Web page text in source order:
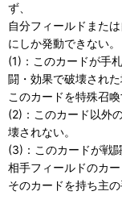
ず、
自分フィールドまた
にしか発動できない。
(1)：このカードが手
闘・効果で破壊された
このカードを特殊召喚
(2)：このカード以外
壊されない。
(3)：このカードが戦
相手フィールドのカ
そのカードを持ち主の